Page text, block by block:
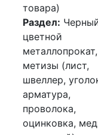
товара)
Раздел:
цветной
металлопрокат,
метизы (лист,
швеллер,
арматура,
проволока,
оцинковка,